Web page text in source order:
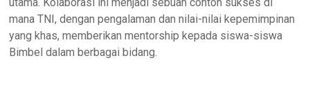
mana TNI, dengan pengalaman dan nilai-nilai kepemimpinan
yang khas, memberikan mentorship kepada siswa-siswa
Bimbel dalam berbagai bidang.